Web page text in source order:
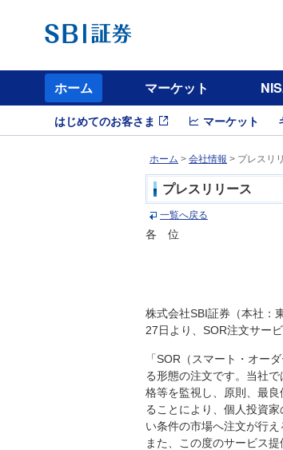
ホーム マーケット
はじめてのお客さま マーケット
ホーム > 会社情報 > プレスリ
プレスリリース
一覧へ戻る
各 位
株式会社SBI証券（本社：
27日より、SOR注文サー
「SOR（スマート・オー
る形態の注文です。当社
格等を監視し、原則、最
ることにより、個人投資
い条件の市場へ注文が行え
また、この度のサービス